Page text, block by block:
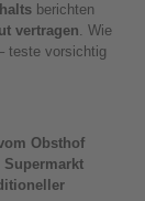
berichten
vertragen. Wie
teste vorsichtig
Obsthof